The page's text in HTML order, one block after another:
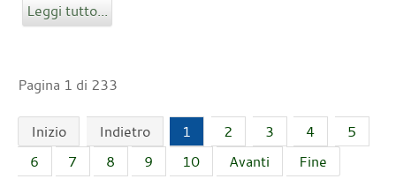
Leggi tutto...
Pagina 1 di 233
Inizio Indietro 1 2 3 4
5
6
7 8 9 10 Avanti Fine